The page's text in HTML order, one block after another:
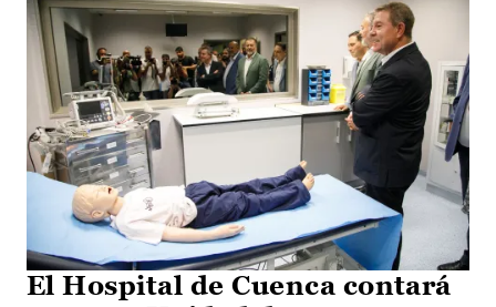
El Hospital de Cuenca contará